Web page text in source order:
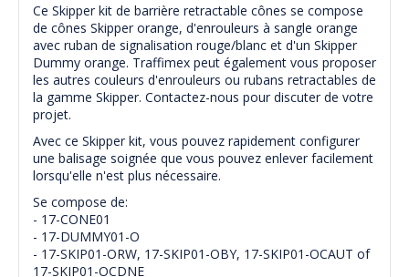
Ce Skipper kit de barrière retractable cônes se compose
de cônes Skipper orange, d'enrouleurs à sangle orange
avec ruban de signalisation rouge/blanc et d'un Skipper
Dummy orange. Traffimex peut également vous proposer
les autres couleurs d'enrouleurs ou rubans retractables de
la gamme Skipper. Contactez-nous pour discuter de votre
projet.
Avec ce Skipper kit, vous pouvez rapidement configurer
une balisage soignée que vous pouvez enlever facilement
lorsqu'elle n'est plus nécessaire.
Se compose de:
- 17-CONE01
- 17-DUMMY01-O
- 17-SKIP01-ORW, 17-SKIP01-OBY, 17-SKIP01-OCAUT of
17-SKIP01-OCDNE